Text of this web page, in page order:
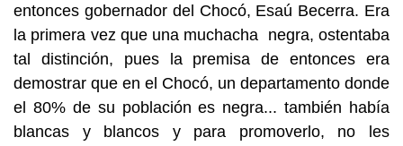
entonces gobernador del Chocó, Esaú Becerra. Era
la primera vez que una muchacha negra, ostentaba
tal distinción, pues la premisa de entonces era
demostrar que en el Chocó, un departamento donde
el 80% de su población es negra... también había
blancas y blancos y para promoverlo, no les